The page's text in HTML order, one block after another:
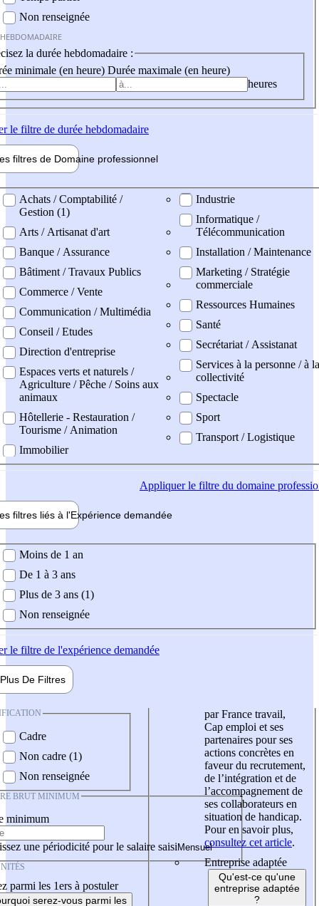
Non renseignée
la durée hebdomadaire :
minimale (en heure) Durée maximale (en heure)
heures
le filtre de durée hebdomadaire
filtres de Domaine professionnel
professionel
Achats / Comptabilité /
Gestion (1)
Arts / Artisanat d'art
Banque / Assurance
Bâtiment / Travaux Publics
Commerce / Vente
Communication / Multimédia
Conseil / Etudes
Direction d'entreprise
Espaces verts et naturels /
Agriculture / Pêche / Soins aux
animaux
Hôtellerie - Restauration /
Tourisme / Animation
Immobilier
Industrie
Informatique /
Télécommunication
Installation / Maintenance
Marketing / Stratégie
commerciale
Ressources Humaines
Santé
Secrétariat / Assistanat
Services à la personne / à la
collectivité
Spectacle
Sport
Transport / Logistique
Appliquerle filtre du domaine
filtres liés à l'Expérience demandée
demandée
Moins de 1 an
De 1 à 3 ans
Plus de 3 ans (1)
Non renseignée
le filtre de l'expérience demandée
Plus De Filtres
Cadre
Non cadre (1)
Non renseignée
BRUT MINIMUM
minimum
une périodicité pour le salaire saisi
parmi les 1ers à postuler
serez-vous parmi les
par France travail,
Cap emploi et ses
partenaires pour ses
actions concrètes en
faveur du recrutement,
de l’intégration et de
l’accompagnement de
ses collaborateurs en
situation de handicap.
Pour en savoir plus,
consultez cet article.
Entreprise adaptée
Qu'est-ce qu'une
entreprise adaptée
?